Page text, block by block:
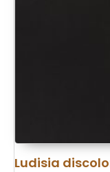
Ludisia